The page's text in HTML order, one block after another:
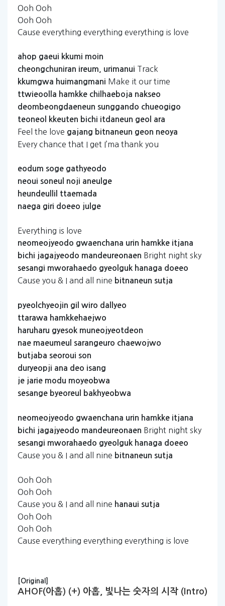
Ooh Ooh
Ooh Ooh
Cause everything everything everything is love
ahop gaeui kkumi moin
cheongchuniran ireum, urimanui Track
kkumgwa huimangmani Make it our time
ttwieoolla hamkke chilhaeboja nakseo
deombeongdaeneun sunggando chueogigo
teoneol
kkeuten bichi itdaneun geol ara
Feel the love gajang bitnaneun geon neoya
Every chance that I get I’ma thank you
eodum soge gathyeodo
neoui soneul noji aneulge
heundeullil
ttaemada
naega giri doeeo julge
Everything is love
neomeojyeodo gwaenchana urin hamkke itjana
bichi jagajyeodo mandeureonaen Bright night sky
sesangi mworahaedo gyeolguk hanaga doeeo
Cause you & I and all nine bitnaneun sutja
pyeolchyeojin gil wiro dallyeo
ttarawa hamkkehaejwo
haruharu gyesok muneojyeotdeon
nae maeumeul sarangeuro chaewojwo
butjaba seoroui son
duryeopji ana deo isang
je jarie modu moyeobwa
sesange byeoreul bakhyeobwa
neomeojyeodo gwaenchana urin hamkke itjana
bichi jagajyeodo mandeureonaen Bright night sky
sesangi mworahaedo gyeolguk hanaga doeeo
Cause you & I and all nine bitnaneun sutja
Ooh Ooh
Ooh Ooh
Cause you & I and all nine hanaui sutja
Ooh Ooh
Ooh Ooh
Cause everything everything everything is love
[Original]
AHOF(아홉) (+) 아홉, 빛나는 숫자의 시작 (Intro)